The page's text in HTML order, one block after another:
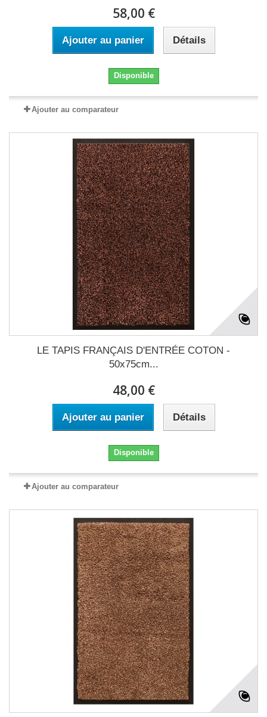
58,00 €
Ajouter au panier Détails
Disponible
Ajouter au comparateur
LE TAPIS FRANÇAIS D'ENTRÉE COTON -
50x75cm...
48,00 €
Ajouter au panier Détails
Disponible
Ajouter au comparateur